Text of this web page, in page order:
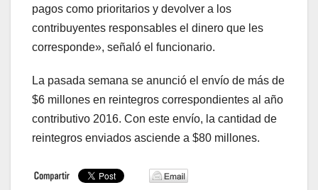
pagos como prioritarios y devolver a los
contribuyentes responsables el dinero que les
corresponde», señaló el funcionario.
La pasada semana se anunció el envío de más de
$6 millones en reintegros correspondientes al año
contributivo 2016. Con este envío, la cantidad de
reintegros enviados asciende a $80 millones.